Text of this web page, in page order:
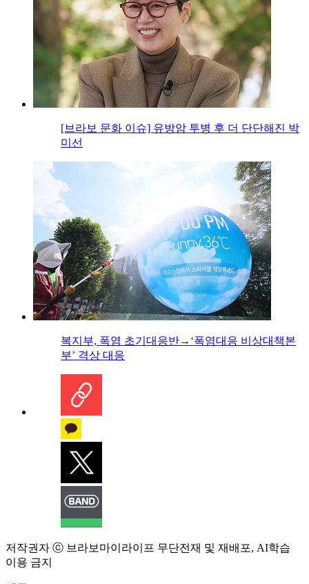
[브라보 문화 이슈] 유방암 투병 후 더 단단해진 박
미선
복지부, 폭염 초기대응반→‘폭염대응 비상대책본
부’ 격상 대응
저작권자 ⓒ 브라보마이라이프 무단전재 및 재배포, AI학습
이용 금지